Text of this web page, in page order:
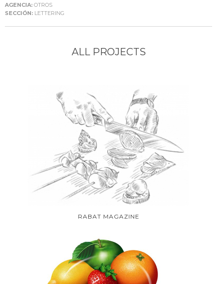
AGENCIA: OTROS
SECCIÓN: LETTERING
ALL PROJECTS
RABAT MAGAZINE